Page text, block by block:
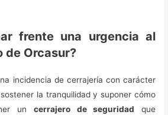
frente una urgencia al
de Orcasur?
incidencia de cerrajería con carácter
la tranquilidad y suponer cómo
un cerrajero de seguridad que